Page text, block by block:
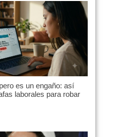
es un engaño: así
laborales para robar